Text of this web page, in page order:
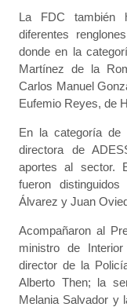
La FDC también
diferentes
donde en la
Martínez de la
Carlos Manuel
Eufemio Reyes, de
En la categoría de
directora de
aportes al sector.
fueron
Álvarez y Juan
Acompañaron al
ministro de
director de la
Alberto Then; la
Melania Salvador y